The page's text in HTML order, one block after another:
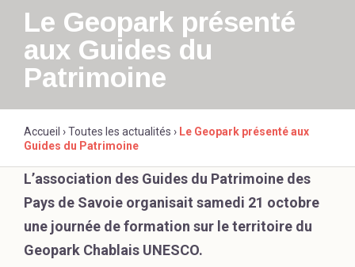
SCIENCE ET RECHERCHE
Rechercher
Le Geopark présenté
aux Guides du
Patrimoine
Accueil ›Toutes les actualités › Le Geopark présenté aux
Guides du Patrimoine
L’association des Guides du Patrimoine des
Pays de Savoie organisait samedi 21 octobre
une journée de formation sur le territoire du
Geopark Chablais UNESCO.